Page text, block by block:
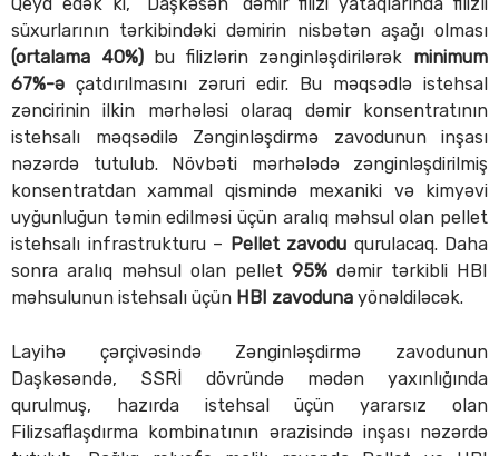
süxurlarının tərkibindəki dəmirin nisbətən aşağı olması
(ortalama 40%)bu filizlərin zənginləşdirilərək minimum
67%-ə çatdırılmasını zəruri edir. Bu məqsədlə istehsal
zəncirinin ilkin mərhələsi olaraq dəmir konsentratının
istehsalı məqsədilə Zənginləşdirmə zavodunun inşası
nəzərdə tutulub. Növbəti mərhələdə zənginləşdirilmiş
konsentratdan xammal qismində mexaniki və kimyəvi
uyğunluğun təmin edilməsi üçün aralıq məhsul olan pellet
istehsalı infrastrukturu – Pellet zavodu qurulacaq. Daha
sonra aralıq məhsul olan pellet 95% dəmir tərkibli HBI
məhsulunun istehsalı üçün HBI zavoduna yönəldiləcək.
Layihə çərçivəsində Zənginləşdirmə zavodunun
Daşkəsəndə, SSRİ dövründə mədən yaxınlığında
qurulmuş, hazırda istehsal üçün yararsız olan
Filizsaflaşdırma kombinatının ərazisində inşası nəzərdə